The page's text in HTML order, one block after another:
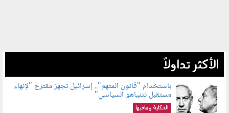
الأكثر تداولاً
090801.jpg
باستخدام "قانون المتهم".. إسرائيل تجهز مقترح "لإنهاء
مستقبل نتنياهو السياسي"
الحكاية ومافيها